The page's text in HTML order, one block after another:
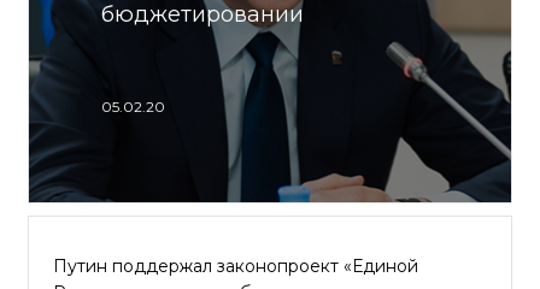
бюджетировании
05.02.20
Путин поддержал законопроект «Единой